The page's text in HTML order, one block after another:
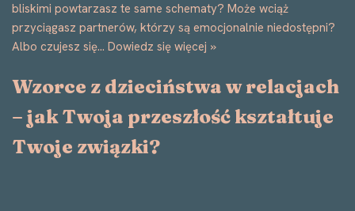
bliskimi powtarzasz te same schematy? Może wciąż
przyciągasz partnerów, którzy są emocjonalnie niedostępni?
Albo czujesz się… Dowiedz się więcej »
Wzorce z dzieciństwa w relacjach
– jak Twoja przeszłość kształtuje
Twoje związki?